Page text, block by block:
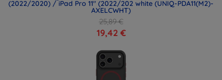
(2022/2020) / iPad Pro 11" (2022/202 white (UNIQ-PDA11(M2)-
AXELCWHT)
25,89 €
19,42 €